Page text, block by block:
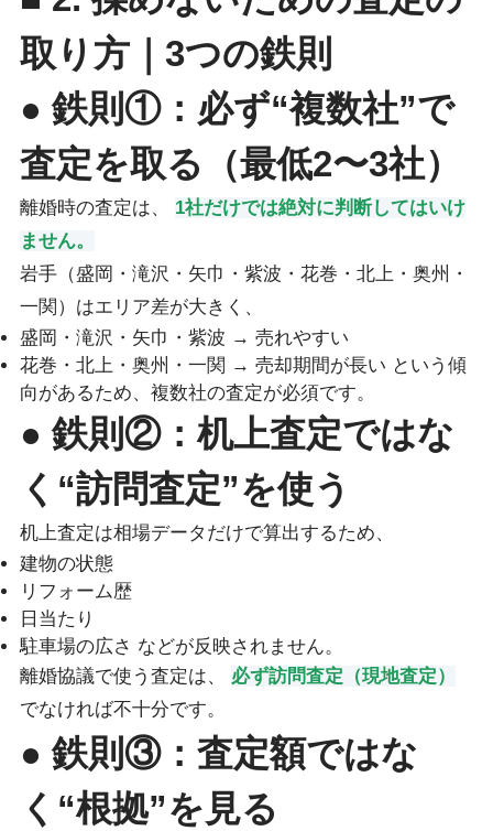
取り方｜3つの鉄則
● 鉄則①：必ず“複数社”で
査定を取る（最低2〜3社）
離婚時の査定は、 1社だけでは絶対に判断してはいけ
ません。
岩手（盛岡・滝沢・矢巾・紫波・花巻・北上・奥州・
一関）はエリア差が大きく、
盛岡・滝沢・矢巾・紫波 → 売れやすい
花巻・北上・奥州・一関 → 売却期間が長い という傾
向があるため、複数社の査定が必須です。
● 鉄則②：机上査定ではな
く“訪問査定”を使う
机上査定は相場データだけで算出するため、
建物の状態
リフォーム歴
日当たり
駐車場の広さ などが反映されません。
離婚協議で使う査定は、 必ず訪問査定（現地査定）
でなければ不十分です。
● 鉄則③：査定額ではな
く“根拠”を見る